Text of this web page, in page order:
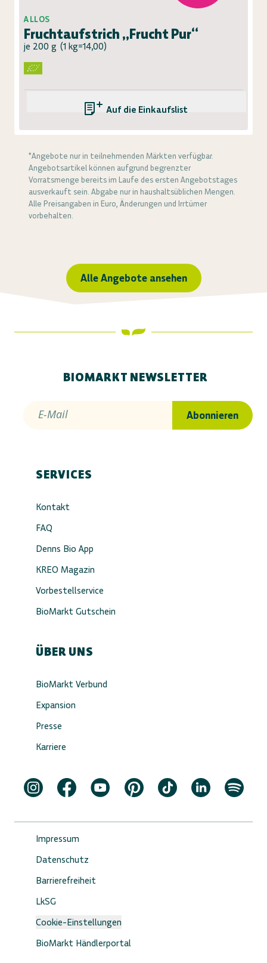
ALLOS
Fruchtaufstrich „Frucht Pur“
je 200 g (1 kg=14,00)
Auf die Einkaufsliste
*Angebote nur in teilnehmenden Märkten verfügbar.
Angebotsartikel können aufgrund begrenzter
Vorratsmenge bereits im Laufe des ersten Angebotstages
ausverkauft sein. Abgabe nur in haushaltsüblichen Mengen.
Alle Preisangaben in Euro, Änderungen und Irrtümer
vorbehalten.
Alle Angebote ansehen
BIOMARKT NEWSLETTER
E-Mail Abonnieren
SERVICES
Kontakt
FAQ
Denns Bio App
KREO Magazin
Vorbestellservice
BioMarkt Gutschein
ÜBER UNS
BioMarkt Verbund
Expansion
Presse
Karriere
Impressum
Datenschutz
Barrierefreiheit
LkSG
Cookie-Einstellungen
BioMarkt Händlerportal